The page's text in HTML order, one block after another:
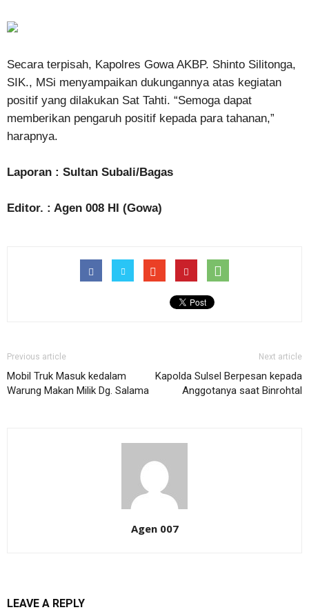
Secara terpisah, Kapolres Gowa AKBP. Shinto Silitonga,
SIK., MSi menyampaikan dukungannya atas kegiatan
positif yang dilakukan Sat Tahti. “Semoga dapat
memberikan pengaruh positif kepada para tahanan,”
harapnya.
Laporan : Sultan Subali/Bagas
Editor. : Agen 008 HI (Gowa)
Previous article
Mobil Truk Masuk kedalam
Warung Makan Milik Dg. Salama
Next article
Kapolda Sulsel Berpesan kepada
Anggotanya saat Binrohtal
Agen 007
LEAVE A REPLY